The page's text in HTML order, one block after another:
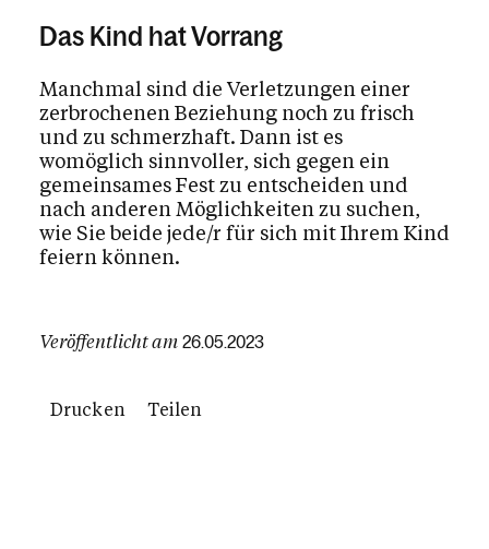
Das Kind hat Vorrang
Manchmal sind die Verletzungen einer
zerbrochenen Beziehung noch zu frisch
und zu schmerzhaft. Dann ist es
womöglich sinnvoller, sich gegen ein
gemeinsames Fest zu entscheiden und
nach anderen Möglichkeiten zu suchen,
wie Sie beide jede/r für sich mit Ihrem Kind
feiern können.
Veröffentlicht am 26.05.2023
Drucken Teilen